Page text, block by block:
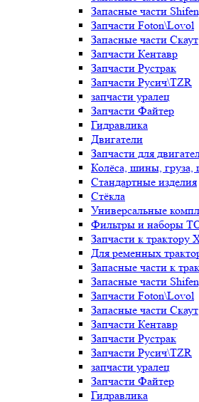
Запасные части
Запчасти Foton\Lovol
Запасные части Скаут
Запчасти Кентавр
Запчасти Рустрак
Запчасти Русич\TZR
запчасти уралец
Запчасти Файтер
Гидравлика
Двигатели
Запчасти для
Колёса, шины, груза,
Стандартные изделия
Стёкла
Универсальные
Фильтры и наборы
Запчасти к трактору
Для ременных
Запасные части к
Запасные части
Запчасти Foton\Lovol
Запасные части Скаут
Запчасти Кентавр
Запчасти Рустрак
Запчасти Русич\TZR
запчасти уралец
Запчасти Файтер
Гидравлика